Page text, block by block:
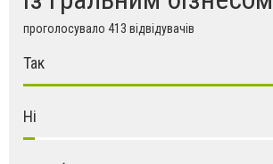
проголосувало 413 відвідувачів
Так
Ні